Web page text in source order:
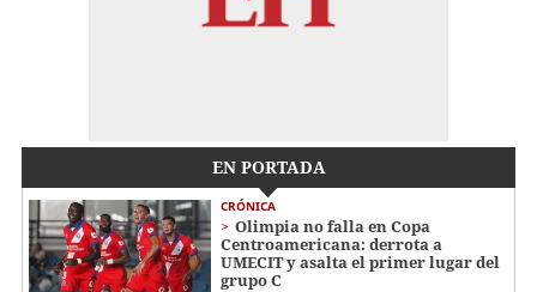
EN PORTADA
CRÓNICA
Olimpia no falla en Copa
Centroamericana: derrota a
UMECIT y asalta el primer lugar del
grupo C